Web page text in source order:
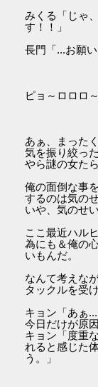
みくる「じゃ
す！！」
長門「...お願い
ピョ～ロロロ
あぁ、まった
気を振り絞っ
やら謎の女た
俺の面倒な事
するのは気の
いや、気のせ
ここ最近ハル
為にも＆俺の
いもんだ。
なんて考えな
タックルを受
キョン「あぁ
今日だけが原
キョン「度重
れると感じた
う。」